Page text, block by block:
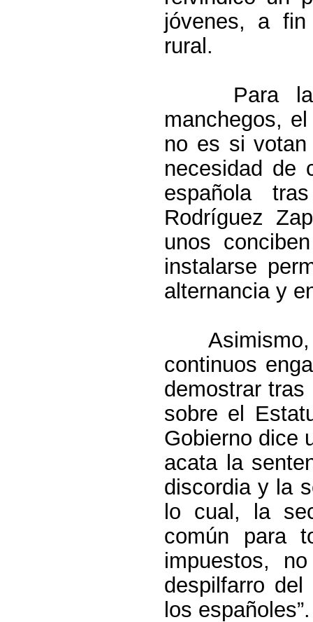
jóvenes, a
rural.
Para
manchegos,
no es si
necesidad de
española
Rodríguez
unos
instalarse
alternancia y
continuos
demostrar
sobre el
Gobierno dice
acata la
discordia y la
lo cual, la
común para
impuestos,
despilfarro
los españoles”.